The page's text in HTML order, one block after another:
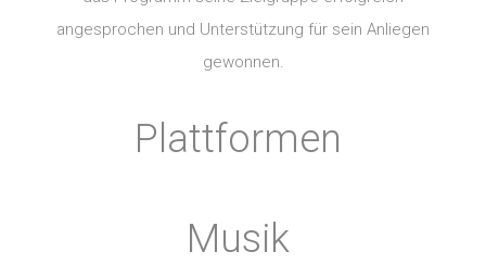
angesprochen und Unterstützung für sein Anliegen
gewonnen.
Plattformen
Musik